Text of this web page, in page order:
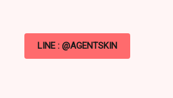
LINE : @AGENTSKIN